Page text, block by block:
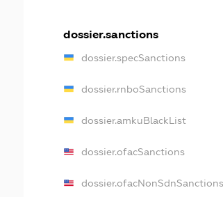
dossier.sanctions
dossier.specSanctions
dossier.rnboSanctions
dossier.amkuBlackList
dossier.ofacSanctions
dossier.ofacNonSdnSanctions